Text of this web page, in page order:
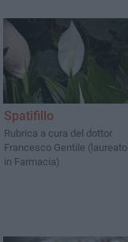
Spatifillo
Rubrica a cura del dottor
Francesco Gentile (laureato
in Farmacia)